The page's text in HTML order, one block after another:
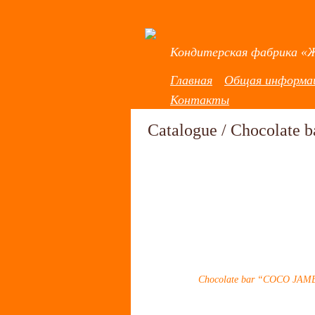
Кондитерская
Главная
Общая
Контакты
Catalogue / Chocolate
Chocolate bar “COCO